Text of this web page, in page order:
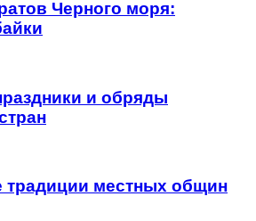
Черного моря:
и обряды
традиции местных общин